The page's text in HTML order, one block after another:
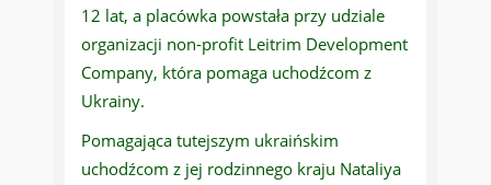
12 lat, a placówka powstała przy udziale
organizacji non-profit Leitrim Development
Company, która pomaga uchodźcom z
Ukrainy.
Pomagająca tutejszym ukraińskim
uchodźcom z jej rodzinnego kraju Nataliya